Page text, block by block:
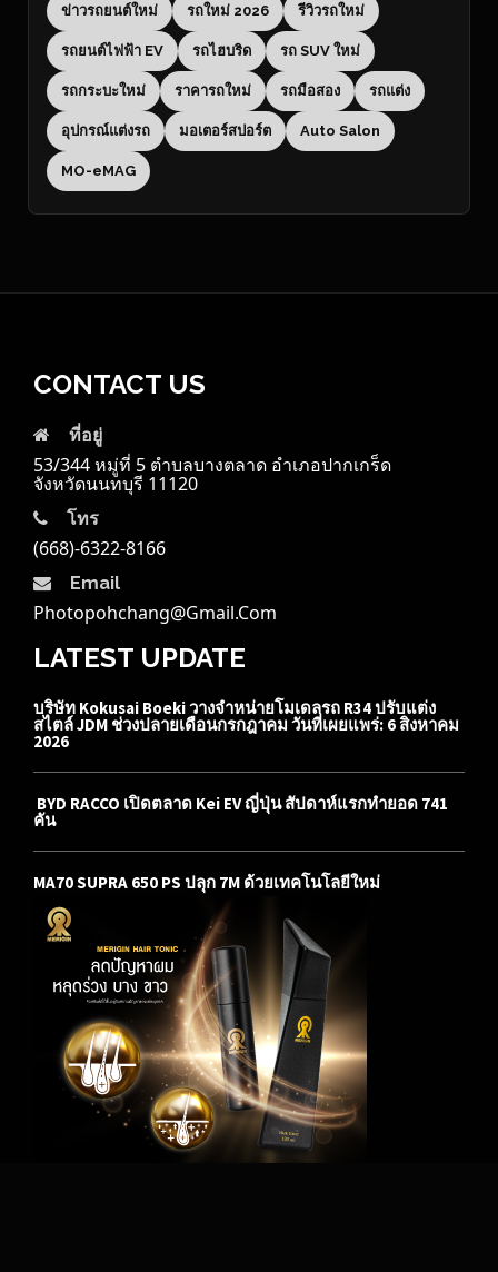
ข่าวรถยนต์ใหม่ รถใหม่ 2026 รีวิวรถใหม่
รถยนต์ไฟฟ้า EV รถไฮบริด รถ SUV ใหม่
รถกระบะใหม่ ราคารถใหม่ รถมือสอง รถแต่ง
อุปกรณ์แต่งรถ มอเตอร์สปอร์ต Auto Salon
MO-eMAG
CONTACT US
ที่อยู่
53/344 หมู่ที่ 5 ตำบลบางตลาด อำเภอปากเกร็ด
จังหวัดนนทบุรี 11120
โทร
(668)-6322-8166
Email
Photopohchang@gmail.com
LATEST UPDATE
บริษัท Kokusai Boeki วางจำหน่ายโมเดลรถ R34 ปรับแต่ง
สไตล์ JDM ช่วงปลายเดือนกรกฎาคม วันที่เผยแพร่: 6 สิงหาคม
2026
BYD RACCO เปิดตลาด Kei EV ญี่ปุ่น สัปดาห์แรกทำยอด 741
คัน
MA70 SUPRA 650 PS ปลุก 7M ด้วยเทคโนโลยีใหม่